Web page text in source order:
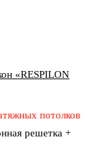
«RESPILON
потолков
решетка +